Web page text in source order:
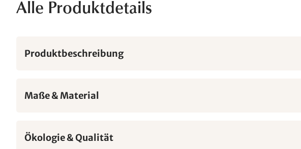
Alle Produktdetails
Produktbeschreibung
Maße & Material
Ökologie & Qualität